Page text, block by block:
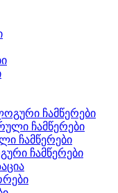
ჩამწერები
ჩამწერები
ჩამწერები
ჩამწერები